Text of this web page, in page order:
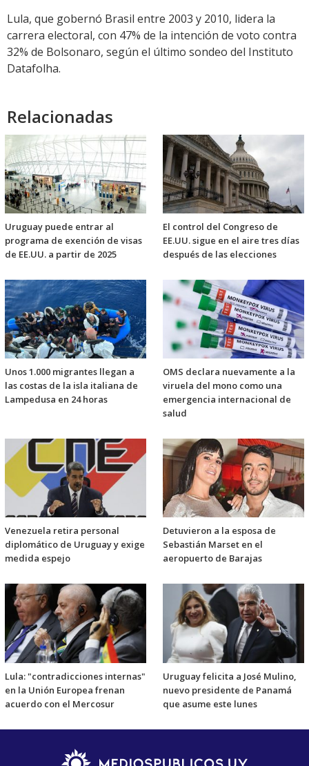
Lula, que gobernó Brasil entre 2003 y 2010, lidera la
carrera electoral, con 47% de la intención de voto contra
32% de Bolsonaro, según el último sondeo del Instituto
Datafolha.
Relacionadas
Uruguay puede entrar al
programa de exención de visas
de EE.UU. a partir de 2025
El control del Congreso de
EE.UU. sigue en el aire tres días
después de las elecciones
Unos 1.000 migrantes llegan a
las costas de la isla italiana de
Lampedusa en 24 horas
OMS declara nuevamente a la
viruela del mono como una
emergencia internacional de
salud
Venezuela retira personal
diplomático de Uruguay y exige
medida espejo
Detuvieron a la esposa de
Sebastián Marset en el
aeropuerto de Barajas
Lula: "contradicciones internas"
en la Unión Europea frenan
acuerdo con el Mercosur
Uruguay felicita a José Mulino,
nuevo presidente de Panamá
que asume este lunes